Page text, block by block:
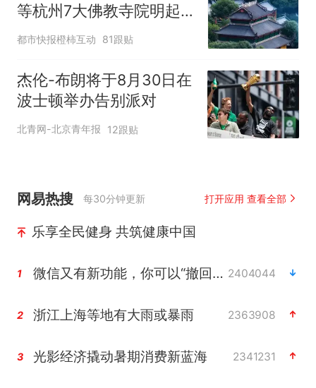
等杭州7大佛教寺院明起
临时关闭，别跑空了
都市快报橙柿互动 81跟贴
杰伦-布朗将于8月30日在
波士顿举办告别派对
北青网-北京青年报 12跟贴
网易热搜 每30分钟更新 打开应用 查看全部
乐享全民健身 共筑健康中国
1 微信又有新功能，你可以“撤回”你的撤回了！ 2404044
2 浙江上海等地有大雨或暴雨 2363908
3 光影经济撬动暑期消费新蓝海 2341231